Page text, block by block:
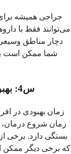
جراحی همیشه
می‌توانند فقط با
دچار مناطق
شما ممکن است
س4: بهبودی کلسيفیلاکسی چقدر طول می‌کشد؟
زمان بهبودی در
زمان شروع
بستگی دارد. برخی
که برخی دیگر ممکن